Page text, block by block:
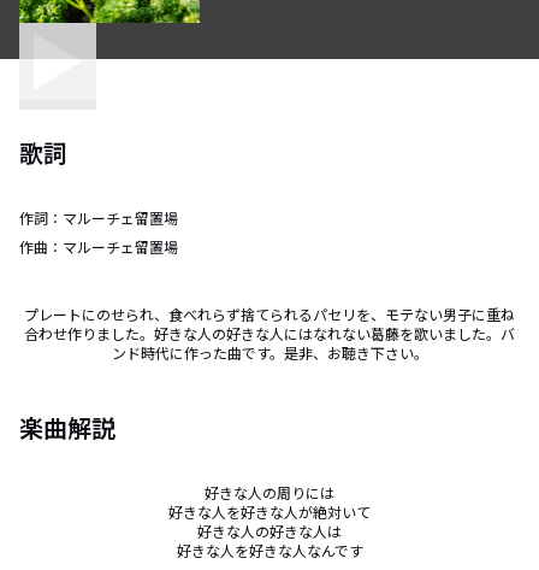
歌詞
作詞： マルーチェ留置場
作曲： マルーチェ留置場
プレートにのせられ、食べれらず捨てられるパセリを、モテない男子に重ね
合わせ作りました。好きな人の好きな人にはなれない葛藤を歌いました。バ
ンド時代に作った曲です。是非、お聴き下さい。
楽曲解説
好きな人の周りには
好きな人を好きな人が絶対いて
好きな人の好きな人は
好きな人を好きな人なんです